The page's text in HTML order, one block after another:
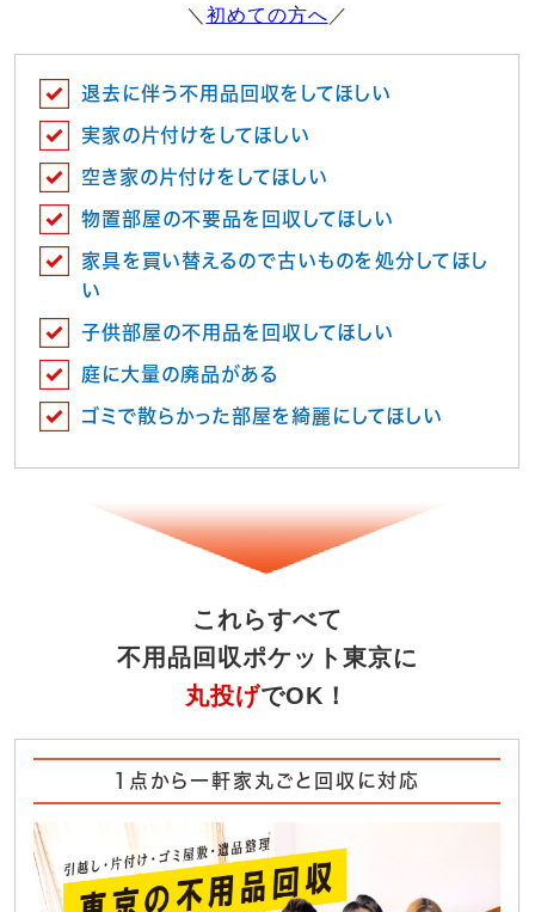
＼ 初めての方へ ／
退去に伴う不用品回収をしてほしい
実家の片付けをしてほしい
空き家の片付けをしてほしい
物置部屋の不要品を回収してほしい
家具を買い替えるので古いものを処分してほし
い
子供部屋の不用品を回収してほしい
庭に大量の廃品がある
ゴミで散らかった部屋を綺麗にしてほしい
これらすべて
不用品回収ポケット東京に
丸投げでOK！
1点から一軒家丸ごと回収に対応